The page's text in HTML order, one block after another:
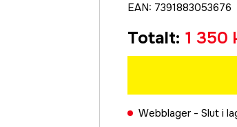
EAN: 7391883053676
Totalt: 1 350
Webblager - Slut i